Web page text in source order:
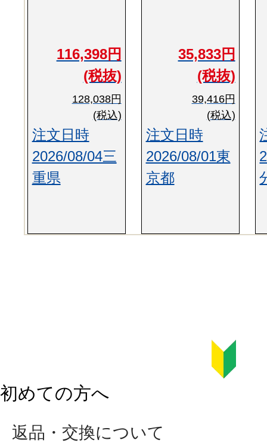
116,398円
(税抜)
128,038円
(税込)
注文日時
2026/08/04三
重県
35,833円
(税抜)
39,416円
(税込)
注文日時
2026/08/01東
京都
初めての方へ
返品・交換について